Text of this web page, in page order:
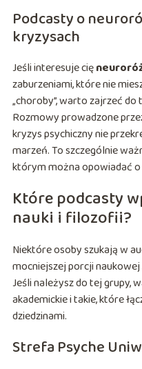
Podcasty o
kryzysach
Jeśli interesuje cię
zaburzeniami, które nie
„choroby”, warto zajrzeć do
Rozmowy prowadzone
kryzys psychiczny nie
marzeń. To szczególnie
którym można opowiadać o
Które podcasty
nauki i filozofii?
Niektóre osoby szukają w
mocniejszej porcji
Jeśli należysz do tej grupy,
akademickie i takie, które
dziedzinami.
Strefa Psyche